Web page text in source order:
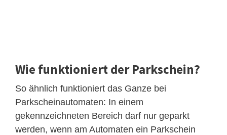
Wie funktioniert der Parkschein?
So ähnlich funktioniert das Ganze bei
Parkscheinautomaten: In einem
gekennzeichneten Bereich darf nur geparkt
werden, wenn am Automaten ein Parkschein